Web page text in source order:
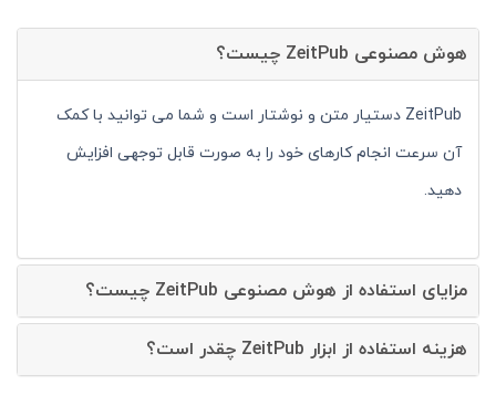
هوش مصنوعی ZeitPub چیست؟
ZeitPub دستیار متن و نوشتار است و شما می توانید با کمک
آن سرعت انجام کارهای خود را به صورت قابل توجهی افزایش
دهید.
مزایای استفاده از هوش مصنوعی ZeitPub چیست؟
هزینه استفاده از ابزار ZeitPub چقدر است؟